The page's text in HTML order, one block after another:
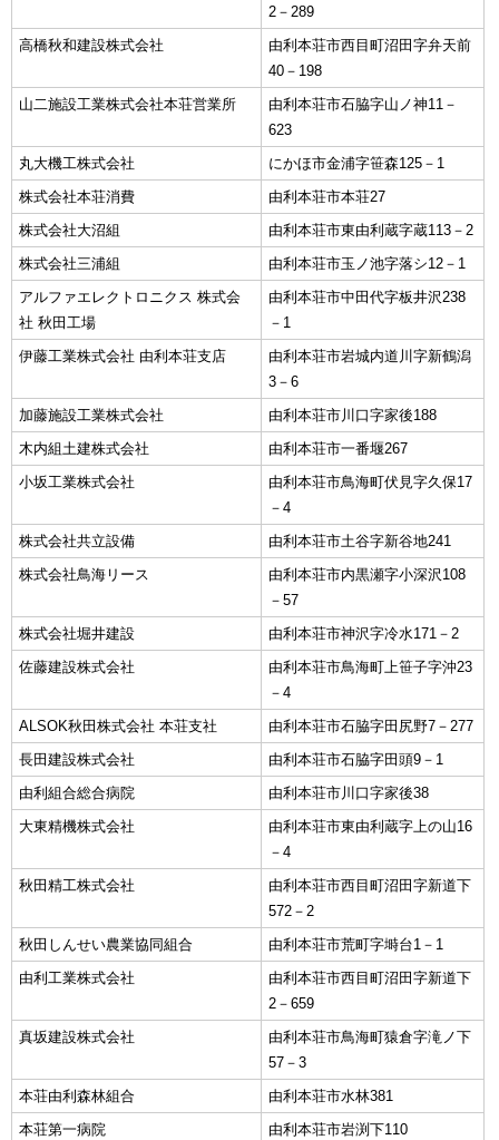
2－289
高橋秋和建設株式会社
由利本荘市西目町沼田字弁天前
40－198
山二施設工業株式会社本荘営業所
由利本荘市石脇字山ノ神11－
623
丸大機工株式会社
にかほ市金浦字笹森125－1
株式会社本荘消費
由利本荘市本荘27
株式会社大沼組
由利本荘市東由利蔵字蔵113－2
株式会社三浦組
由利本荘市玉ノ池字落シ12－1
アルファエレクトロニクス 株式会
社 秋田工場
由利本荘市中田代字板井沢238
－1
伊藤工業株式会社 由利本荘支店
由利本荘市岩城内道川字新鶴潟
3－6
加藤施設工業株式会社
由利本荘市川口字家後188
木内組土建株式会社
由利本荘市一番堰267
小坂工業株式会社
由利本荘市鳥海町伏見字久保17
－4
株式会社共立設備
由利本荘市土谷字新谷地241
株式会社鳥海リース
由利本荘市内黒瀬字小深沢108
－57
株式会社堀井建設
由利本荘市神沢字冷水171－2
佐藤建設株式会社
由利本荘市鳥海町上笹子字沖23
－4
ALSOK秋田株式会社 本荘支社
由利本荘市石脇字田尻野7－277
長田建設株式会社
由利本荘市石脇字田頭9－1
由利組合総合病院
由利本荘市川口字家後38
大東精機株式会社
由利本荘市東由利蔵字上の山16
－4
秋田精工株式会社
由利本荘市西目町沼田字新道下
572－2
秋田しんせい農業協同組合
由利本荘市荒町字塒台1－1
由利工業株式会社
由利本荘市西目町沼田字新道下
2－659
真坂建設株式会社
由利本荘市鳥海町猿倉字滝ノ下
57－3
本荘由利森林組合
由利本荘市水林381
本荘第一病院
由利本荘市岩渕下110